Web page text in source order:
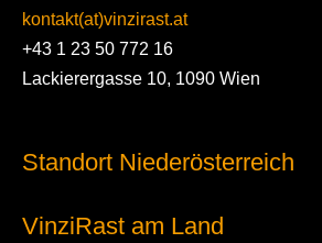
kontakt(at)vinzirast.at
+43 1 23 50 772 16
Lackierergasse 10, 1090 Wien
Standort Niederösterreich
VinziRast am Land